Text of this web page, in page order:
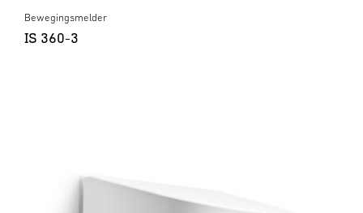
Bewegingsmelder
IS 360-3